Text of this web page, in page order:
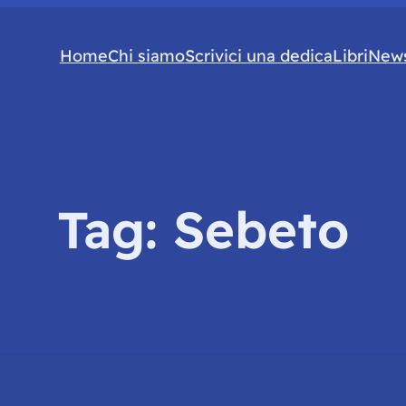
HomeChi siamoScrivici una dedicaLibri
Tag: Sebeto